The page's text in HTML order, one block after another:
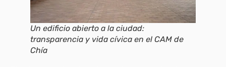
Un edificio abierto a la ciudad:
transparencia y vida cívica en el CAM de
Chía